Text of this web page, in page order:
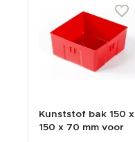
Kunststof bak 150 x
150 x 70 mm voor